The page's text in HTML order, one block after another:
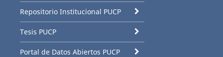
Repositorio Institucional PUCP
Tesis PUCP
Portal de Datos Abiertos PUCP